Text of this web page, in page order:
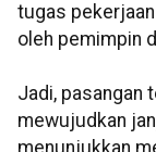
tugas
oleh pemimpin
Jadi, pasangan
mewujudkan